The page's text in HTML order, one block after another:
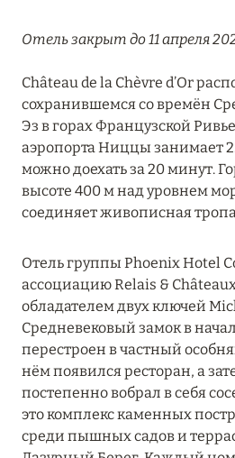
Hôtel Barrière Le Majestic
Hôtel Cap Estel
Hôtel du Couvent, a Luxury
Hôtel Five Seas
Hotel Le Saint Paul
Hôtel Le Soleia
Hôtel Martinez
Hôtel Royal-Riviera
InterContinental Marseille –
La Pinède Plage
La Réserve Ramatuelle Hotel, Spa
La Tartane Saint-Tropez
Отель закрыт до 11 апреля
Château de la Chèvre d’Or
сохранившемся со времён
Эз в горах Французской
аэропорта Ниццы занимает
можно доехать за 20 минут.
высоте 400 м над уровнем
соединяет живописная
Отель группы Phoenix Hotel
ассоциацию Relais &
обладателем двух ключей
Средневековый замок в
перестроен в частный
нём появился ресторан, а
постепенно вобрал в себя
это комплекс каменных
среди пышных садов и